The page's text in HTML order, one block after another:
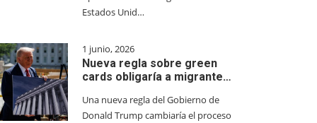
Estados Unid…
1 junio, 2026
Nueva regla sobre green
cards obligaría a migrante…
Una nueva regla del Gobierno de
Donald Trump cambiaría el proceso